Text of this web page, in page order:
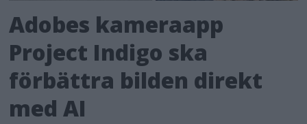
Adobes kameraapp
Project Indigo ska
förbättra bilden direkt
med AI